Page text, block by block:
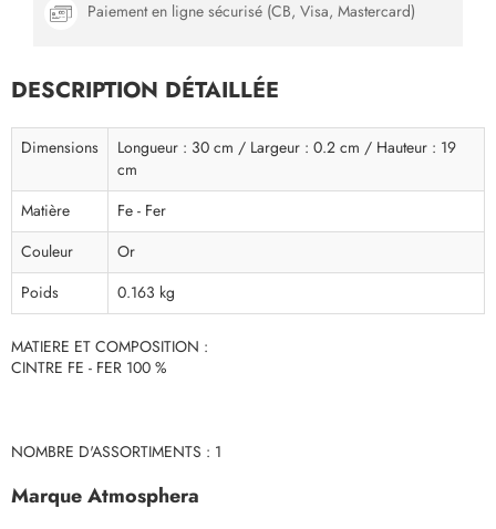
Paiement en ligne sécurisé (CB, Visa, Mastercard)
DESCRIPTION DÉTAILLÉE
Dimensions
Longueur : 30 cm / Largeur : 0.2 cm / Hauteur : 19
cm
Matière
Fe - Fer
Couleur
Or
Poids
0.163 kg
MATIERE ET COMPOSITION :
CINTRE FE - FER 100 %
NOMBRE D'ASSORTIMENTS : 1
Marque Atmosphera